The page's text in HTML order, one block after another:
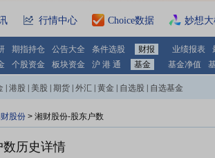
行情中心 Choice数据 妙想
期指持仓 公告大全 条件选股 财报 业绩报表
个股资金 板块资金 沪 港 通 基金 基金净值
港股 美股 期货 外汇 黄金 自选股 自选基金
股份 > 湘财股份-股东户数
数历史详情